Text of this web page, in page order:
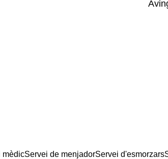
mèdicServei de menjadorServei d'esmorzars